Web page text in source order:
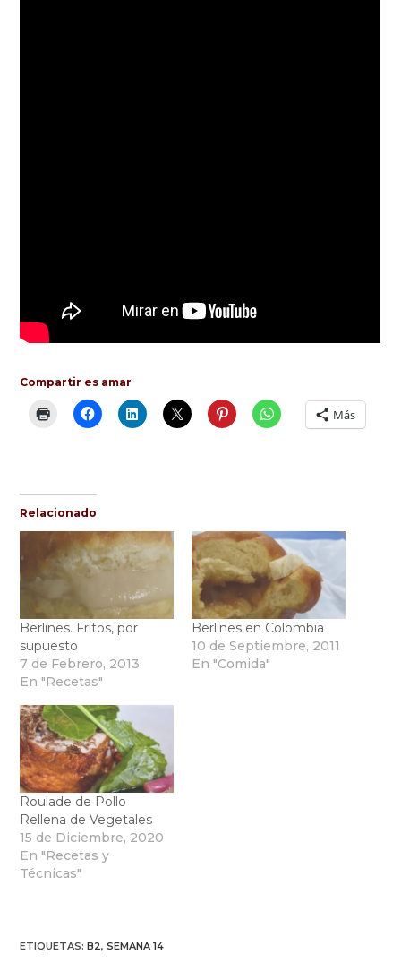
Compartir es amar
Más
Relacionado
Berlines. Fritos, por
supuesto
7 de Febrero, 2013
En "Recetas"
Berlines en Colombia
10 de Septiembre, 2011
En "Comida"
Roulade de Pollo
Rellena de Vegetales
15 de Diciembre, 2020
En "Recetas y
Técnicas"
ETIQUETAS:B2, SEMANA 14